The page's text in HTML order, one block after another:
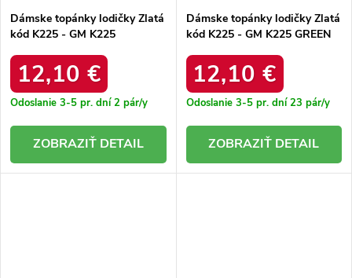
Dámske topánky lodičky Zlatá
kód K225 - GM K225
12,10 €
Odoslanie 3-5 pr. dní2 pár/y
DETAIL
Dámske topánky lodičky Zlatá
kód K225 - GM K225 GREEN
12,10 €
Odoslanie 3-5 pr. dní23 pár/y
DETAIL